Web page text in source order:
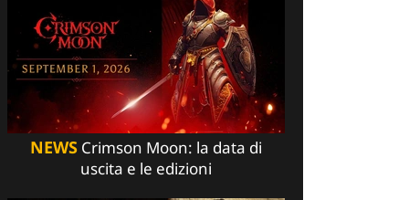
NEWS Crimson Moon: la data di
uscita e le edizioni